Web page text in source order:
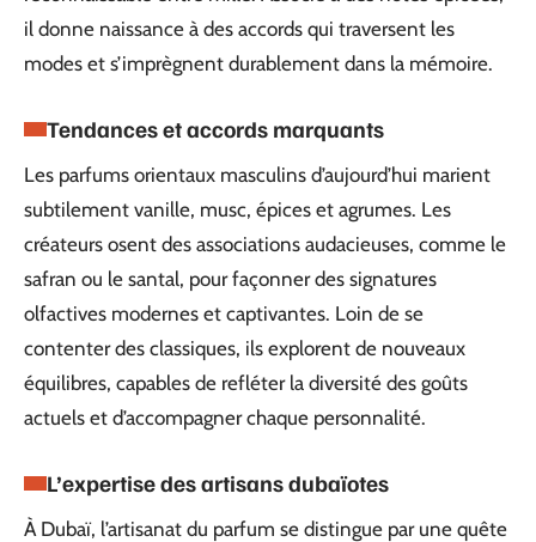
il donne naissance à des accords qui traversent les
modes et s’imprègnent durablement dans la mémoire.
Tendances et accords marquants
Les parfums orientaux masculins d’aujourd’hui marient
subtilement vanille, musc, épices et agrumes. Les
créateurs osent des associations audacieuses, comme le
safran ou le santal, pour façonner des signatures
olfactives modernes et captivantes. Loin de se
contenter des classiques, ils explorent de nouveaux
équilibres, capables de refléter la diversité des goûts
actuels et d’accompagner chaque personnalité.
L’expertise des artisans dubaïotes
À Dubaï, l’artisanat du parfum se distingue par une quête